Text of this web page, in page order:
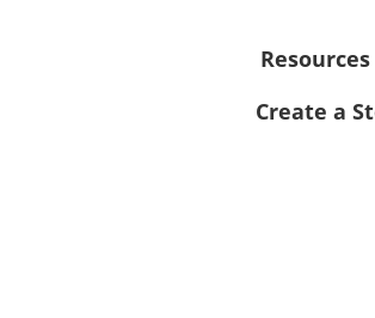
Resources
Create a